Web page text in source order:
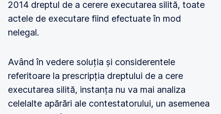
2014 dreptul de a cerere executarea silită, toate
actele de executare fiind efectuate în mod
nelegal.
Având în vedere soluția și considerentele
referitoare la prescripția dreptului de a cere
executarea silită, instanța nu va mai analiza
celelalte apărări ale contestatorului, un asemenea